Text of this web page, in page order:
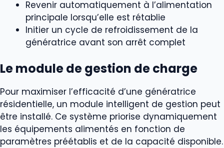
Revenir automatiquement à l’alimentation
principale lorsqu’elle est rétablie
Initier un cycle de refroidissement de la
génératrice avant son arrêt complet
Le module de gestion de charge
Pour maximiser l’efficacité d’une génératrice
résidentielle, un module intelligent de gestion peut
être installé. Ce système priorise dynamiquement
les équipements alimentés en fonction de
paramètres préétablis et de la capacité disponible.